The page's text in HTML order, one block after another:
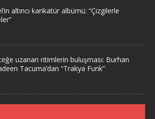
altıncı karikatür albümü: “Çizgilerle
uzanan ritimlerin buluşması: Burhan
Tacuma’dan “Trakya Funk”